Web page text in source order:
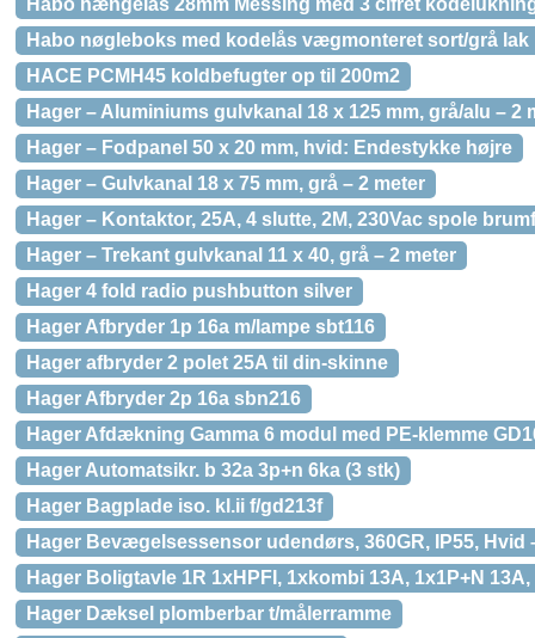
Habo hængelås 28mm Messing med 3 cifret
Habo nøgleboks med kodelås vægmonteret sort/grå lak
HACE PCMH45 koldbefugter op til 200m2
Hager – Aluminiums gulvkanal 18 x 125 mm, grå/alu – 2
Hager – Fodpanel 50 x 20 mm, hvid: Endestykke højre
Hager – Gulvkanal 18 x 75 mm, grå – 2 meter
Hager – Kontaktor, 25A, 4 slutte, 2M, 230Vac spole
Hager – Trekant gulvkanal 11 x 40, grå – 2 meter
Hager 4 fold radio pushbutton silver
Hager Afbryder 1p 16a m/lampe sbt116
Hager afbryder 2 polet 25A til din-skinne
Hager Afbryder 2p 16a sbn216
Hager Afdækning Gamma 6 modul med PE-klemme
Hager Automatsikr. b 32a 3p+n 6ka (3 stk)
Hager Bagplade iso. kl.ii f/gd213f
Hager Bevægelsessensor udendørs, 360GR, IP55, Hvid
Hager Boligtavle 1R 1xHPFI, 1xkombi 13A, 1x1P+N 13A,
Hager Dæksel plomberbar t/målerramme